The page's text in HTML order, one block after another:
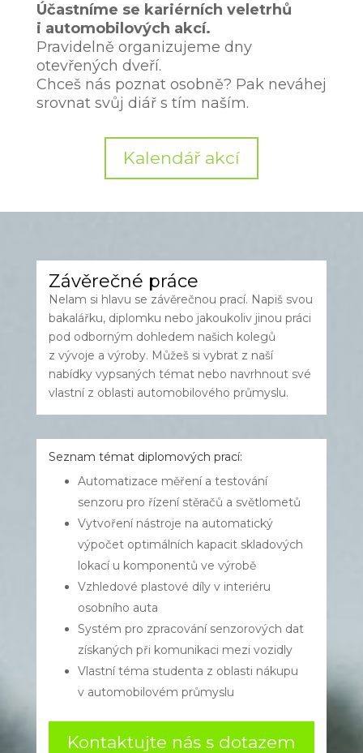
Účastníme se kariérních veletrhů
i automobilových akcí.
Pravidelně organizujeme dny
otevřených dveří.
Chceš nás poznat osobně? Pak neváhej
srovnat svůj diář s tím naším.
Kalendář akcí
Závěrečné práce
Nelam si hlavu se závěrečnou prací. Napiš svou
bakalářku, diplomku nebo jakoukoliv jinou práci
pod odborným dohledem našich kolegů
z vývoje a výroby. Můžeš si vybrat z naší
nabídky vypsaných témat nebo navrhnout své
vlastní z oblasti automobilového průmyslu.
Seznam témat diplomových prací:
Automatizace měření a testování
senzoru pro řízení stěračů a světlometů
Vytvoření nástroje na automatický
výpočet optimálních kapacit skladových
lokací u komponentů ve výrobě
Vzhledové plastové díly v interiéru
osobního auta
Systém pro zpracování senzorových dat
získaných při komunikaci mezi vozidly
Vlastní téma studenta z oblasti nákupu
v automobilovém průmyslu
Kontaktujte nás s dotazem